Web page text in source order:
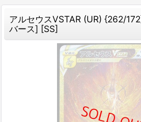
アルセウスVSTAR (UR) {262/
バース] [SS]